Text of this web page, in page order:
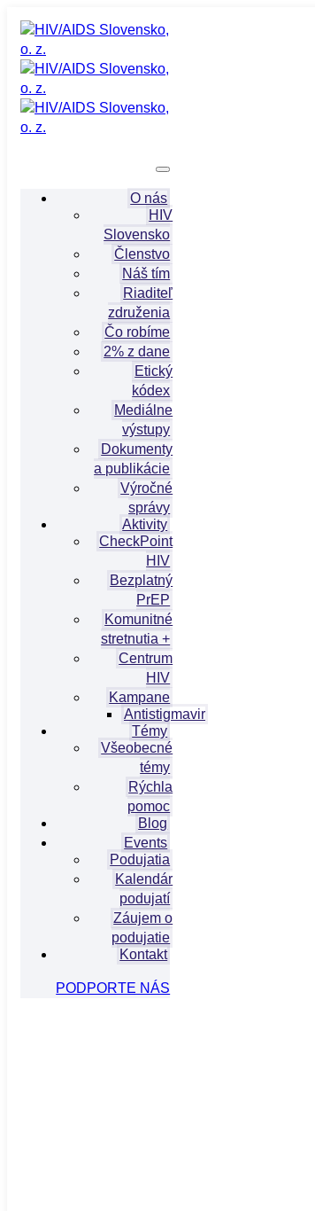
O nás
HIV
Slovensko
Členstvo
Náš tím
Riaditeľ
združenia
Čo robíme
2% z dane
Etický
kódex
Mediálne
výstupy
Dokumenty
a publikácie
Výročné
správy
Aktivity
CheckPoint
HIV
Bezplatný
PrEP
Komunitné
stretnutia +
Centrum
HIV
Kampane
Antistigmavir
Témy
Všeobecné
témy
Rýchla
pomoc
Blog
Events
Podujatia
Kalendár
podujatí
Záujem o
podujatie
Kontakt
PODPORTE NÁS